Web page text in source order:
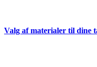
Valg af materialer til dine